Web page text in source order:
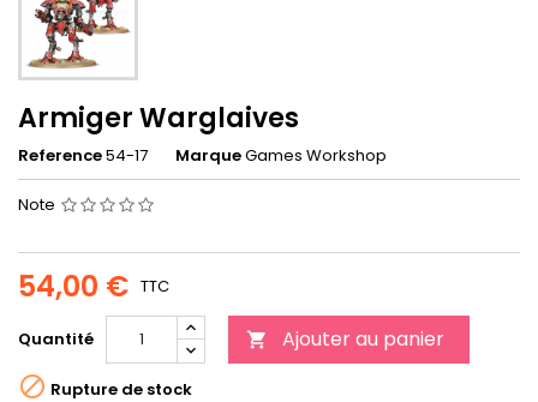
Armiger Warglaives
Reference54-17 MarqueGames Workshop
Note
54,00 € TTC
Quantité  Ajouter au panier
 Rupture de stock